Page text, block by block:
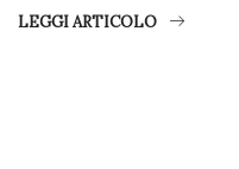
LEGGI ARTICOLO